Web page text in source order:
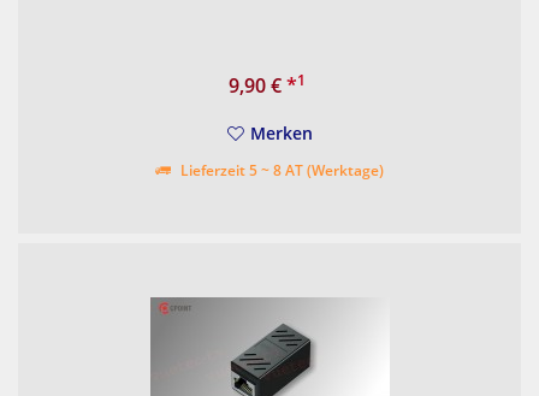
9,90 €*1
Merken
Lieferzeit 5 ~ 8 AT (Werktage)